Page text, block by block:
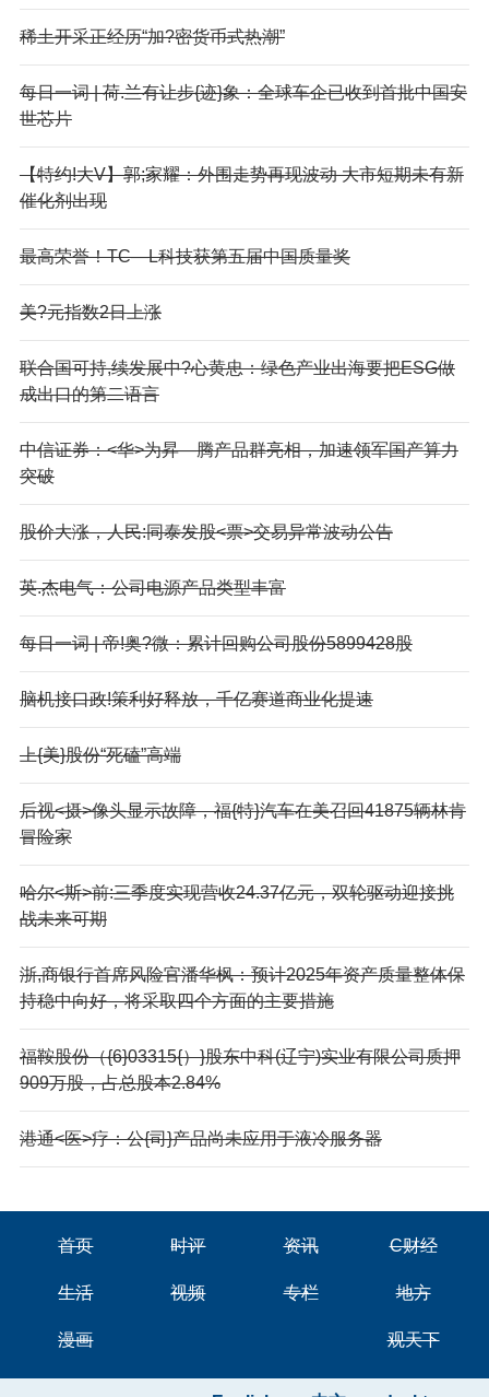
稀土开采正经历“加?密货币式热潮”
每日一词 | 荷.兰有让步{迹}象：全球车企已收到首批中国安
世芯片
【特约!大V】郭;家耀：外围走势再现波动 大市短期未有新
催化剂出现
最高荣誉！TC—L科技获第五届中国质量奖
美?元指数2日上涨
联合国可持,续发展中?心黄忠：绿色产业出海要把ESG做
成出口的第二语言
中信证券：<华>为昇—腾产品群亮相，加速领军国产算力
突破
股价大涨，人民:同泰发股<票>交易异常波动公告
英.杰电气：公司电源产品类型丰富
每日一词 | 帝!奥?微：累计回购公司股份5899428股
脑机接口政!策利好释放，千亿赛道商业化提速
上{美}股份“死磕”高端
后视<摄>像头显示故障，福{特}汽车在美召回41875辆林肯
冒险家
哈尔<斯>前:三季度实现营收24.37亿元，双轮驱动迎接挑
战未来可期
浙,商银行首席风险官潘华枫：预计2025年资产质量整体保
持稳中向好，将采取四个方面的主要措施
福鞍股份（{6}03315{）}股东中科(辽宁)实业有限公司质押
909万股，占总股本2.84%
港通<医>疗：公{司}产品尚未应用于液冷服务器
首页 时评 资讯 C财经
生活 视频 专栏 地方
漫画 观天下